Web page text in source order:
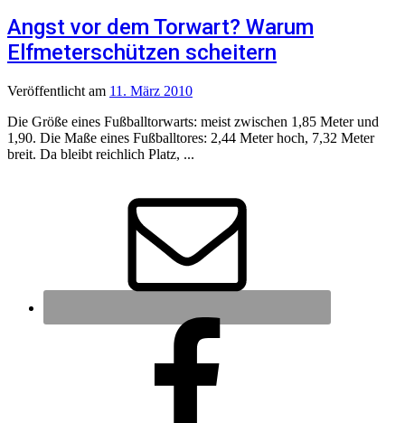
Angst vor dem Torwart? Warum
Elfmeterschützen scheitern
Veröffentlicht am 11. März 2010
Die Größe eines Fußballtorwarts: meist zwischen 1,85 Meter und
1,90. Die Maße eines Fußballtores: 2,44 Meter hoch, 7,32 Meter
breit. Da bleibt reichlich Platz, ...